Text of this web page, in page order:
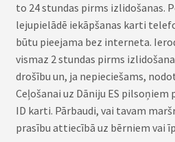
to 24 stundas pirms izlidošanas.
lejupielādē iekāpšanas karti
būtu pieejama bez interneta.
vismaz 2 stundas pirms
drošību un, ja nepieciešams,
Ceļošanai uz Dāniju ES pilsoņiem
ID karti. Pārbaudi, vai tavam
prasību attiecībā uz bērniem vai